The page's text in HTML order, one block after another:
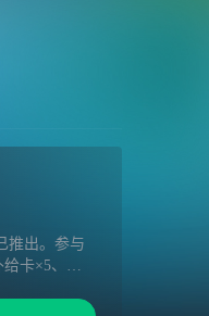
推出。参与
卡×5、水
狄雅」登场，